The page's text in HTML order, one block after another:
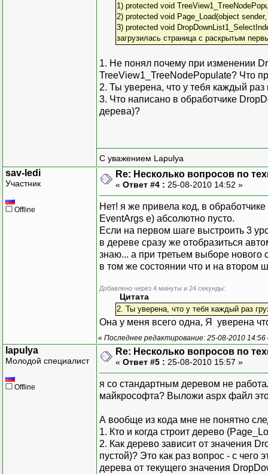
foreach (DataRow
{
TreeNode NewNode =
}
}
string parentID1 =
SqlCommand sqlQuery
DataSet ResultSet =
foreach (DataRow
{
TreeNode NewNode =
}
}
void
{
string parentID =
SqlCommand sqlQuery
DataSet ResultSet =
foreach (DataRow
1) protected void
2) protected void Page_Load(object
3) protected void
загрузилась страница с раскрытым
1. Не понял почему при изменении
TreeView1_TreeNodePopulate? Что
2. Ты уверена, что у тебя каждый раз
3. Что написано в обработчике
дерева)?
С уважением Lapulya
sav-ledi
Участник
Offline
Re: Несколько вопросов по
« Ответ #4 : 25-08-2010 14:52 »
Нет! я же привела код, в
EventArgs e) абсолютно пусто.
Если на первом шаге выстроить 3
в дереве сразу же отобразиться
знаю... а при третьем выборе нового
в том же состоянии что и на втором
Добавлено через 4 минуты и 24 секунды:
Цитата
2. Ты уверена, что у тебя каждый раз
Она у меня всего одна, Я уверена
« Последнее редактирование: 25-08-2010
lapulya
Молодой специалист
Offline
Re: Несколько вопросов по
« Ответ #5 : 25-08-2010 15:57 »
я со стандартным деревом не
майкрософта? Выложи aspx файл
А вообще из кода мне не понятно
1. Кто и когда строит дерево
2. Как дерево зависит от значения
пустой)? Это как раз вопрос - с
дерева от текущего значения